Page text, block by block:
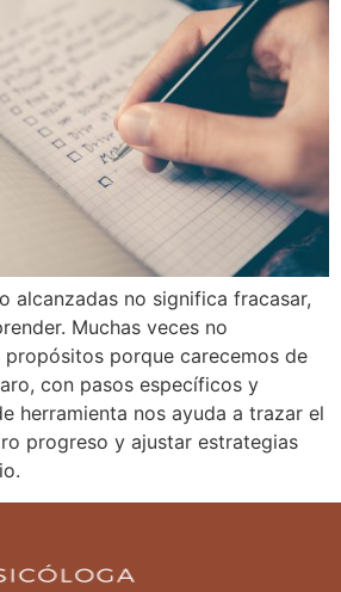
alcanzadas no significa fracasar,
Muchas veces no
porque carecemos de
con pasos específicos y
herramienta nos ayuda a trazar el
progreso y ajustar estrategias